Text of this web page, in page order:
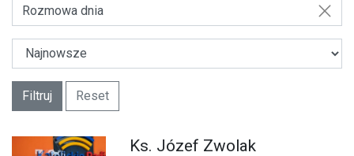
Rozmowa dnia
Filtruj Reset
Ks. Józef Zwolak